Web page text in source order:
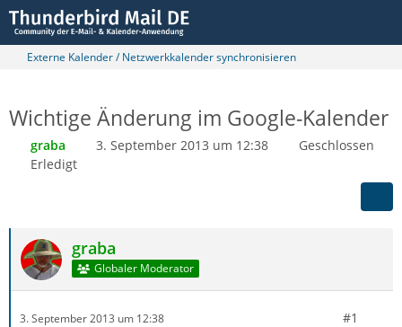
Externe Kalender / Netzwerkkalender synchronisieren
Wichtige Änderung im Google-Kalender
graba 3. September 2013 um 12:38
Geschlossen
Erledigt
graba
Globaler Moderator
3. September 2013 um 12:38 #1